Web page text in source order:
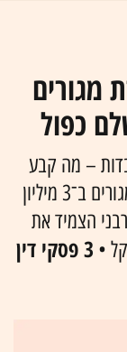
מגורים
– מה קבע
בית הדין? • לא שילם דמי תיווך על דירת מגורים ב־3 מיליון
הצמיד את
3 פסקי דין